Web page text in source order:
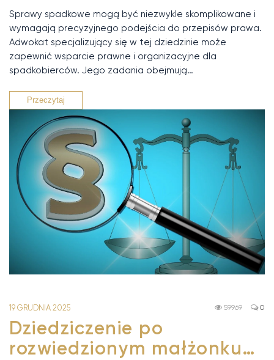
Sprawy spadkowe mogą być niezwykle skomplikowane i
wymagają precyzyjnego podejścia do przepisów prawa.
Adwokat specjalizujący się w tej dziedzinie może
zapewnić wsparcie prawne i organizacyjne dla
spadkobierców. Jego zadania obejmują…
Przeczytaj
19 GRUDNIA 2025 0
59969
Dziedziczenie po
rozwiedzionym małżonku…